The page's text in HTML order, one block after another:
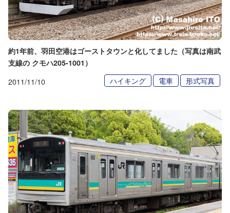
約1年前、羽田空港はゴーストタウンと化してました（写真は南武
支線の クモハ205-1001）
2011/11/10 ハイキング 電車 形式写真